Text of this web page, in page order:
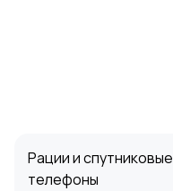
Рации и спутниковые
телефоны